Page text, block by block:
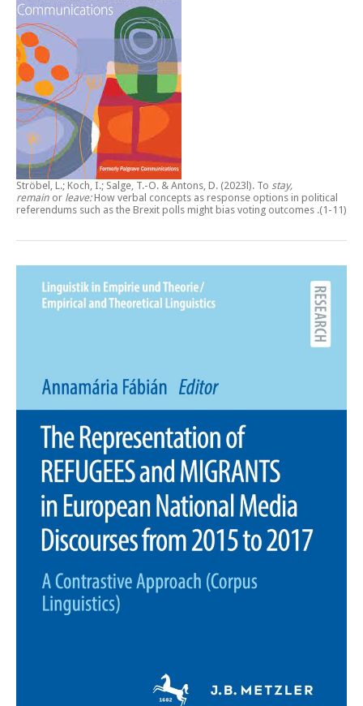
Ströbel, L.; Koch, I.; Salge, T.-O. & Antons, D. (2023l). To stay,
remain or leave:How verbal concepts as response options in political
referendums such as the Brexit polls might bias voting outcomes .(1-11)